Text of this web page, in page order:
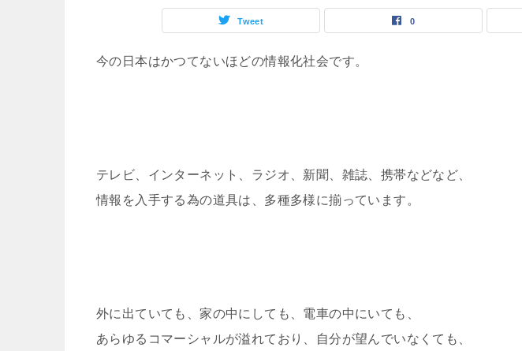
Tweet 0
今の日本はかつてないほどの情報化社会です。
テレビ、インターネット、ラジオ、新聞、雑誌、携帯などなど、
情報を入手する為の道具は、多種多様に揃っています。
外に出ていても、家の中にしても、電車の中にいても、
あらゆるコマーシャルが溢れており、自分が望んでいなくても、